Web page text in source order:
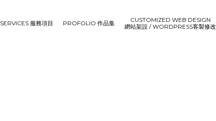
SERVICES 服務項目 PROFOLIO 作品集
CUSTOMIZED WEB DESIGN
網站架設 / WORDPRESS客製修改